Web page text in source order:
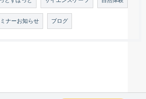
ナーお知らせ ブログ